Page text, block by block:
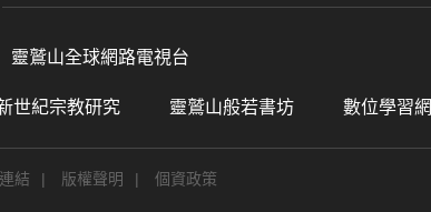
靈鷲山全球網路電視台
世紀宗教研究 靈鷲山般若書坊 數位學習網
結 | 版權聲明 | 個資政策